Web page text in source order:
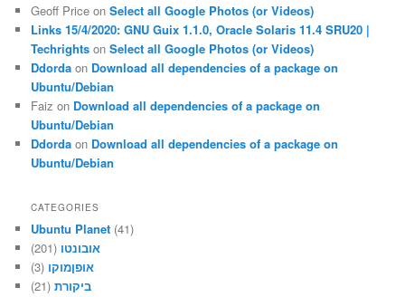
Geoff Price onSelect all Google Photos (or Videos)
Links 15/4/2020: GNU Guix 1.1.0, Oracle Solaris 11.4 SRU20 |
Techrights onSelect all Google Photos (or Videos)
Ddorda on Download all dependencies of a package on
Ubuntu/Debian
Faiz on Download all dependencies of a package on
Ubuntu/Debian
Ddorda on Download all dependencies of a package on
Ubuntu/Debian
CATEGORIES
Ubuntu Planet (41)
אובונטו (201)
אופןמוקו (3)
ביקורת(21)